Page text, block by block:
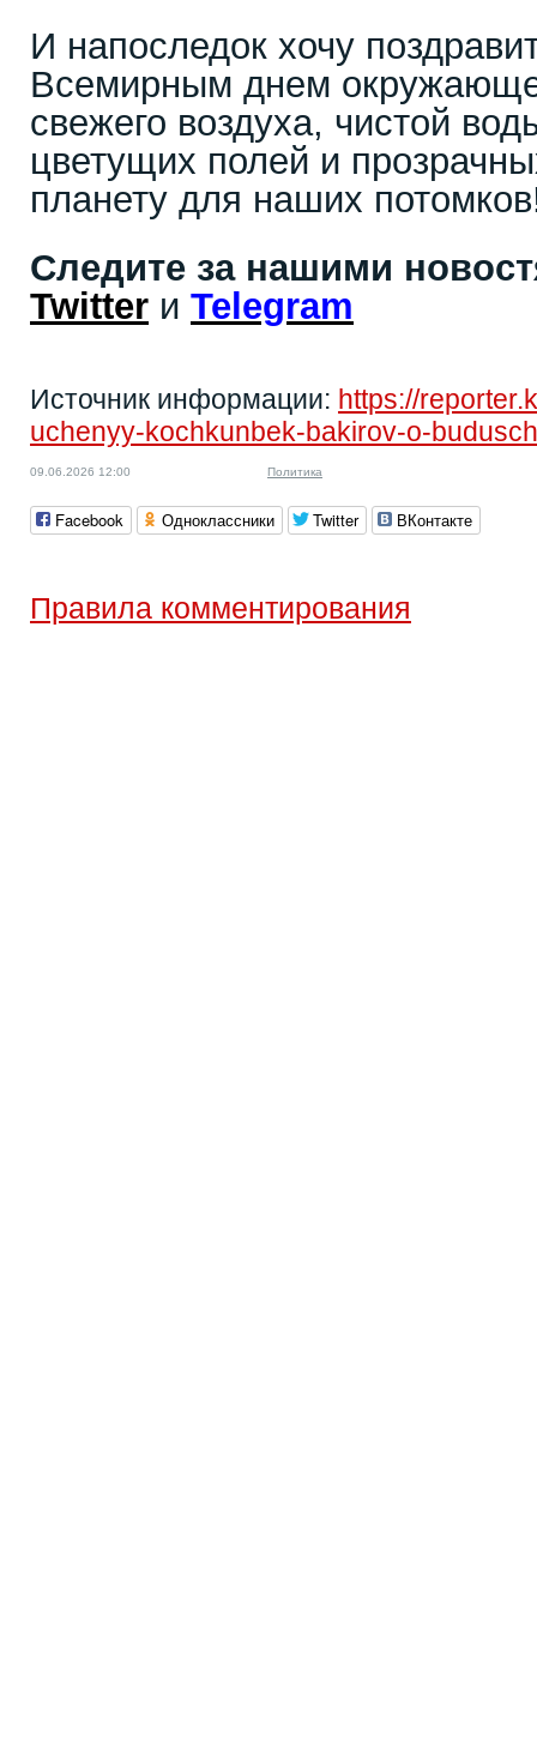
И напоследок хочу
Всемирным днем
свежего воздуха, чистой
цветущих полей и
планету для наших
Следите за нашими
Twitter и Telegram
Источник информации: https://
uchenyy-kochkunbek-bakirov-o-
09.06.2026 12:00 Политика
Facebook Одноклассники Twitter ВКонтакте
Правила комментирования